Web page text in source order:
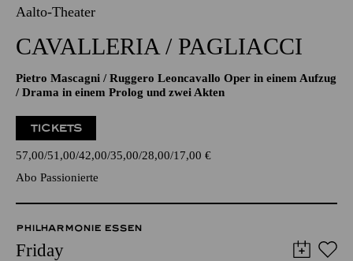
Aalto-Theater
CAVALLERIA / PAGLIACCI
Pietro Mascagni / Ruggero Leoncavallo Oper in einem Aufzug
/ Drama in einem Prolog und zwei Akten
TICKETS
57,00 51,00 42,00 35,00 28,00 17,00 €
Abo Passionierte
PHILHARMONIE ESSEN
Friday